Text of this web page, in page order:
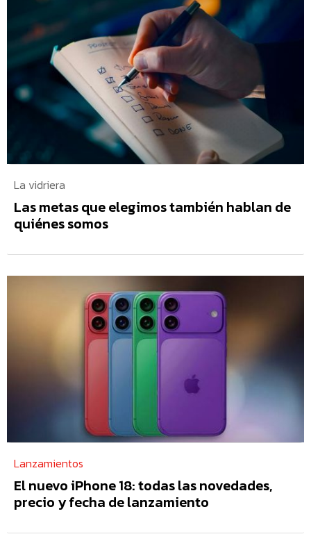
La vidriera
Las metas que elegimos también hablan de
quiénes somos
Lanzamientos
El nuevo iPhone 18: todas las novedades,
precio y fecha de lanzamiento